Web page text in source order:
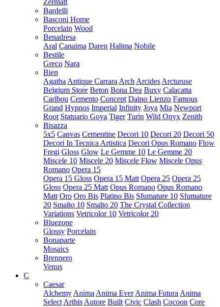
Zermatt
Bardelli
Basconi Home
Porcelain Wood
Benadresa
Aral Canaima Daren Halima Nobile
Bestile
Greco Nara
Bien
Agatha Antique Carrara Arch Arcides Arcturuse
Belgium Store Beton Bona Dea Buxy Calacatta
Caribou Cemento Concept Daino Lienzo Famous
Grand Hypnos Imperial Infinity Joya Mia Newport
Root Statuario Goya Tiger Turin Wild Onyx Zenith
Bisazza
5x5 Canvas Cementine Decori 10 Decori 20 Decori 50
Decori In Tecnica Artistica Decori Opus Romano Flow
Fregi Gloss Glow Le Gemme 10 Le Gemme 20
Miscele 10 Miscele 20 Miscele Flow Miscele Opus
Romano Opera 15
Opera 15 Gloss Opera 15 Matt Opera 25 Opera 25
Gloss Opera 25 Matt Opus Romano Opus Romano
Matt Oro Oro Bis Platino Bis Sfumature 10 Sfumature
20 Smalto 10 Smalto 20 The Crystal Collection
Variations Vetricolor 10 Vetricolor 20
Bluezone
Glossy Porcelain
Bonaparte
Mosaics
Brennero
Venus
C
Caesar
Alchemy Anima Anima Ever Anima Futura Anima
Select Arthis Autore Built Civic Clash Cocoon Core